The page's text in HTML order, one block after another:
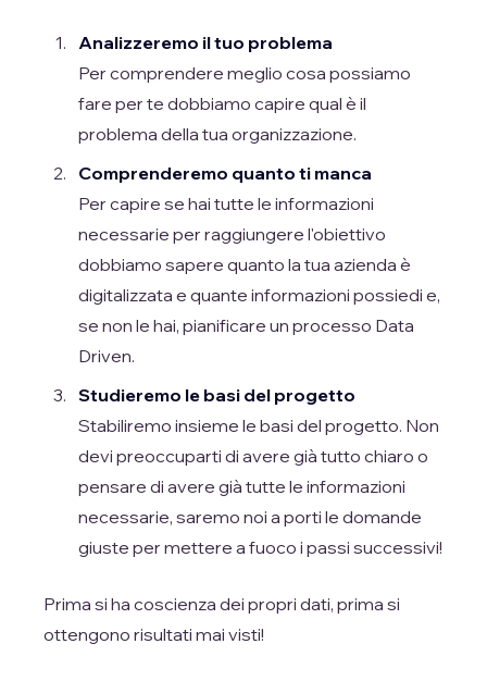
Analizzeremo il tuo problema
Per comprendere meglio cosa possiamo
fare per te dobbiamo capire qual è il
problema della tua organizzazione.
Comprenderemo quanto ti manca
Per capire se hai tutte le informazioni
necessarie per raggiungere l'obiettivo
dobbiamo sapere quanto la tua azienda è
digitalizzata e quante informazioni possiedi e,
se non le hai, pianificare un processo Data
Driven.
Studieremo le basi del progetto
Stabiliremo insieme le basi del progetto. Non
devi preoccuparti di avere già tutto chiaro o
pensare di avere già tutte le informazioni
necessarie, saremo noi a porti le domande
giuste per mettere a fuoco i passi successivi!
Prima si ha coscienza dei propri dati, prima si
ottengono risultati mai visti!